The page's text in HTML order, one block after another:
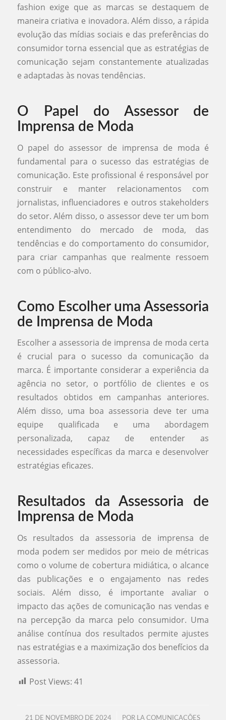
fashion exige que as marcas se destaquem de
maneira criativa e inovadora. Além disso, a rápida
evolução das mídias sociais e das preferências do
consumidor torna essencial que as estratégias de
comunicação sejam constantemente atualizadas
e adaptadas às novas tendências.
O Papel do Assessor de
Imprensa de Moda
O papel do assessor de imprensa de moda é
fundamental para o sucesso das estratégias de
comunicação. Este profissional é responsável por
construir e manter relacionamentos com
jornalistas, influenciadores e outros stakeholders
do setor. Além disso, o assessor deve ter um bom
entendimento do mercado de moda, das
tendências e do comportamento do consumidor,
para criar campanhas que realmente ressoem
com o público-alvo.
Como Escolher uma Assessoria
de Imprensa de Moda
Escolher a assessoria de imprensa de moda certa
é crucial para o sucesso da comunicação da
marca. É importante considerar a experiência da
agência no setor, o portfólio de clientes e os
resultados obtidos em campanhas anteriores.
Além disso, uma boa assessoria deve ter uma
equipe qualificada e uma abordagem
personalizada, capaz de entender as
necessidades específicas da marca e desenvolver
estratégias eficazes.
Resultados da Assessoria de
Imprensa de Moda
Os resultados da assessoria de imprensa de
moda podem ser medidos por meio de métricas
como o volume de cobertura midiática, o alcance
das publicações e o engajamento nas redes
sociais. Além disso, é importante avaliar o
impacto das ações de comunicação nas vendas e
na percepção da marca pelo consumidor. Uma
análise contínua dos resultados permite ajustes
nas estratégias e a maximização dos benefícios da
assessoria.
Post Views: 41
21 DE NOVEMBRO DE 2024 POR LA COMUNICAÇÕES